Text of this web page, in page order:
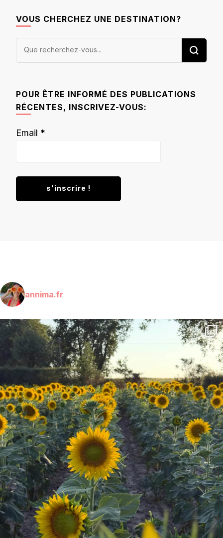
VOUS CHERCHEZ UNE DESTINATION?
Vous
POUR ÊTRE INFORMÉ DES PUBLICATIONS
RÉCENTES, INSCRIVEZ-VOUS:
Email *
annima.fr